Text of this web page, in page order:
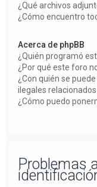
¿Qué archivos
¿Cómo encuentro
Acerca de phpBB
¿Quién programó
¿Por qué este foro
¿Con quién se
ilegales
¿Cómo puedo
Problemas